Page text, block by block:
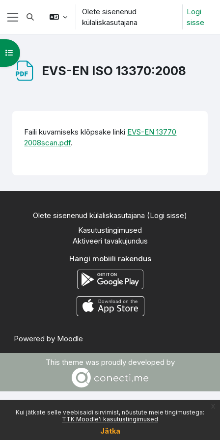
Jäta vahele peasisuni
Kui jätkate selle veebisaidi sirvimist, nõustute meie tingimustega:
TTK Moodle'i kasutustingimused
Jätka
Küljepaneel
Lülitab otsingu sisendi
Olete sisenenud
külaliskasutajana
Logi
sisse
EVS-EN ISO 13370:2008
Ava kursuse sisukord
Faili kuvamiseks klõpsake linki EVS-EN 13770
2008scan.pdf.
Olete sisenenud külaliskasutajana (Logi sisse)
Kasutustingimused
Aktiveeri tavakujundus
Hangi mobiili rakendus
Powered by Moodle
This theme was proudly developed by